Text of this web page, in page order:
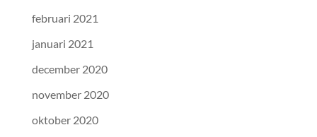
februari 2021
januari 2021
december 2020
november 2020
oktober 2020